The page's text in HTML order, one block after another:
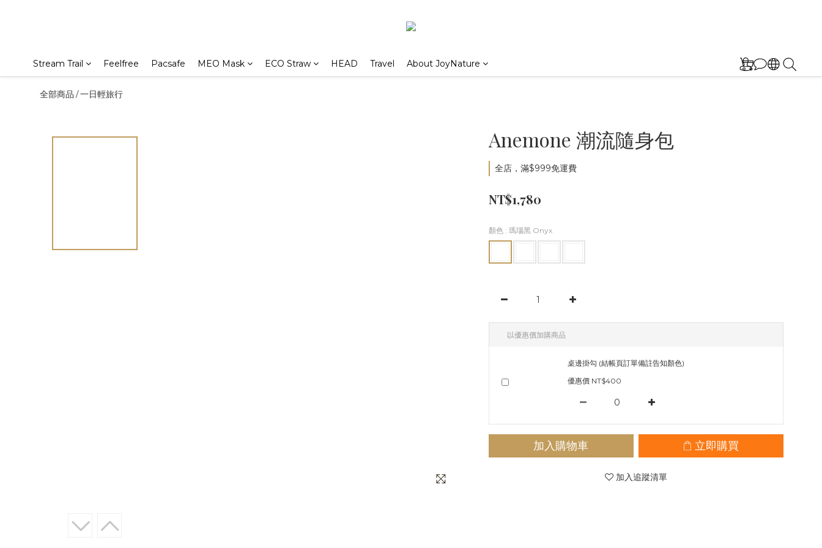
Stream Trail Feelfree Pacsafe MEO Mask ECO Straw HEAD Travel About JoyNature
全部商品 /一日輕旅行
Anemone 潮流隨身包
全店，滿$999免運費
NT$1,780
顏色 : 瑪瑙黑 Onyx
以優惠價加購商品
桌邊掛勾 (結帳頁訂單備註告知顏色)
優惠價 NT$400
加入購物車 立即購買
加入追蹤清單